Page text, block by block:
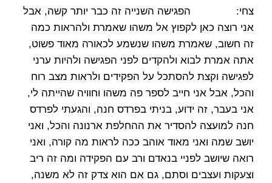
צחי: הפגישה השנייה זה כבר יותר קשה, אבל
אני רוצה כאן לקפוץ אל משהו שאמרת ולהראות כמה
זה חשוב, שאמרת משהו שנשמע לכאורה מאוד פשוט,
אתה אמרת לבוא ולהקדים לפני הפגישה ולהיות ערני
לפגישה וקצת להסתכל על הפקידים ולראות מצב רוח
והכל, אבל אני חייב לספר פה משהו וחוויה שהייתה לי,
אני בעבר, זה ידוע, בניתי בפרדס חנה, והגעתי לפרדס
חנה למועצה להסדיר את ההחלפת ארנונה והכל, ואני
יושב שמה ואני מאוד אוהב ככה לראות מה קורה, ואני
רואה שיושב לפניי בנאדם ורב עם הפקידה ומה זה ריב
וצעקות ועצבים וסתם, גם אם הוא צדק זה לא משנה,